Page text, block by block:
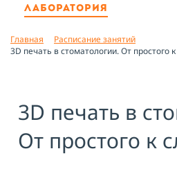
ИМЯ
на
ЛАБОРАТОРИЯ
Главная
Расписание занятий
3D печать в стоматологии. От простого
3D печать в
От простого к